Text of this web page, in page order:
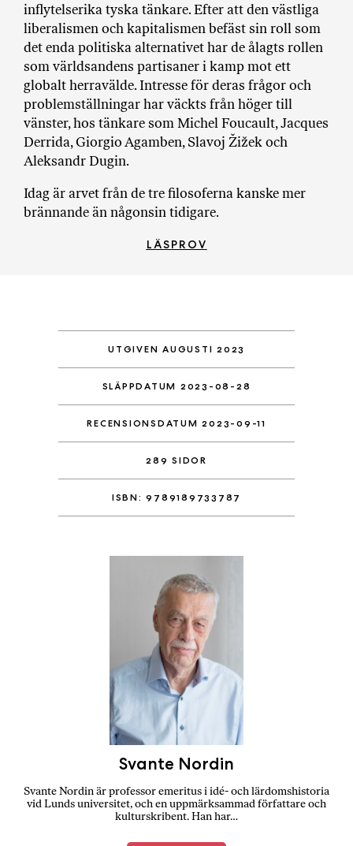
inflytelserika tyska tänkare. Efter att den västliga
liberalismen och kapitalismen befäst sin roll som
det enda politiska alternativet har de ålagts rollen
som världsandens partisaner i kamp mot ett
globalt herravälde. Intresse för deras frågor och
problemställningar har väckts från höger till
vänster, hos tänkare som Michel Foucault, Jacques
Derrida, Giorgio Agamben, Slavoj Žižek och
Aleksandr Dugin.
Idag är arvet från de tre filosoferna kanske mer
brännande än någonsin tidigare.
LÄSPROV
UTGIVEN AUGUSTI 2023
SLÄPPDATUM 2023-08-28
RECENSIONSDATUM 2023-09-11
289 SIDOR
ISBN: 9789189733787
Svante Nordin
Svante Nordin är professor emeritus i idé- och lärdomshistoria
vid Lunds universitet, och en uppmärksammad författare och
kulturskribent. Han har…